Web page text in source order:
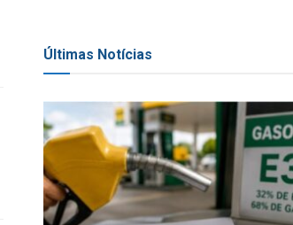
Últimas Notícias